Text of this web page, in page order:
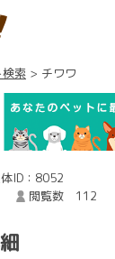
索 チワワ
ID：8052
閲覧数 112